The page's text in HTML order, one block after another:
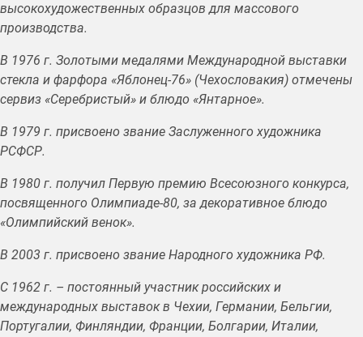
высокохудожественных образцов для массового
производства.
В 1976 г. Золотыми медалями Международной выставки
стекла и фарфора «Яблонец-76» (Чехословакия) отмечены
сервиз «Серебристый» и блюдо «Янтарное».
В 1979 г. присвоено звание Заслуженного художника
РСФСР.
В 1980 г. получил Первую премию Всесоюзного конкурса,
посвященного Олимпиаде-80, за декоративное блюдо
«Олимпийский венок».
В 2003 г. присвоено звание Народного художника РФ.
С 1962 г. – постоянный участник российских и
международных выставок в Чехии, Германии, Бельгии,
Португалии, Финляндии, Франции, Болгарии, Италии,